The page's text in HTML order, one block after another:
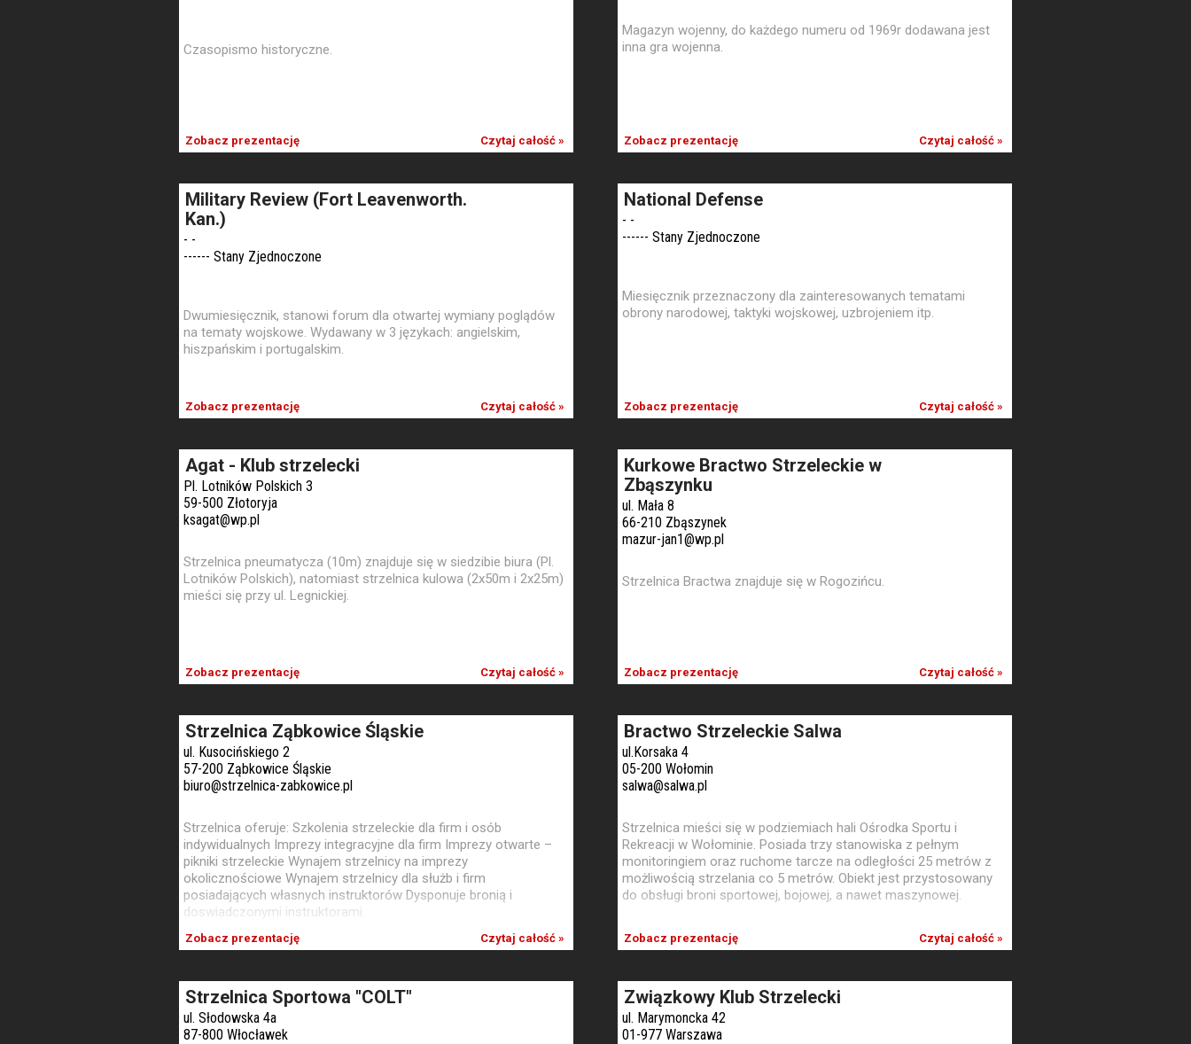
Zobacz prezentację
Czasopismo historyczne.
Czytaj całość » Zobacz prezentację
Magazyn wojenny, do każdego numeru od 1969r dodawana jest
inna gra wojenna.
Czytaj całość »
Military Review (Fort Leavenworth.
Kan.)
- -
------ Stany Zjednoczone
Zobacz prezentację
Dwumiesięcznik, stanowi forum dla otwartej wymiany poglądów
na tematy wojskowe. Wydawany w 3 językach: angielskim,
hiszpańskim i portugalskim.
Czytaj całość »
National Defense
- -
------ Stany Zjednoczone
Zobacz prezentację
Miesięcznik przeznaczony dla zainteresowanych tematami
obrony narodowej, taktyki wojskowej, uzbrojeniem itp.
Czytaj całość »
Agat - Klub strzelecki
Pl. Lotników Polskich 3
59-500 Złotoryja
ksagat@wp.pl
Zobacz prezentację
Strzelnica pneumatycza (10m) znajduje się w siedzibie biura (Pl.
Lotników Polskich), natomiast strzelnica kulowa (2x50m i 2x25m)
mieści się przy ul. Legnickiej.
Czytaj całość »
Kurkowe Bractwo Strzeleckie w
Zbąszynku
ul. Mała 8
66-210 Zbąszynek
mazur-jan1@wp.pl
Zobacz prezentację
Strzelnica Bractwa znajduje się w Rogozińcu.
Czytaj całość »
Strzelnica Ząbkowice Śląskie
ul. Kusocińskiego 2
57-200 Ząbkowice Śląskie
biuro@strzelnica-zabkowice.pl
Zobacz prezentację
Strzelnica oferuje: Szkolenia strzeleckie dla firm i osób
indywidualnych Imprezy integracyjne dla firm Imprezy otwarte –
pikniki strzeleckie Wynajem strzelnicy na imprezy
okolicznościowe Wynajem strzelnicy dla służb i firm
posiadających własnych instruktorów Dysponuje bronią i
doswiadczonymi instruktorami.
Czytaj całość »
Bractwo Strzeleckie Salwa
ul.Korsaka 4
05-200 Wołomin
salwa@salwa.pl
Zobacz prezentację
Strzelnica mieści się w podziemiach hali Ośrodka Sportu i
Rekreacji w Wołominie. Posiada trzy stanowiska z pełnym
monitoringiem oraz ruchome tarcze na odległości 25 metrów z
możliwością strzelania co 5 metrów. Obiekt jest przystosowany
do obsługi broni sportowej, bojowej, a nawet maszynowej.
Czytaj całość »
Strzelnica Sportowa "COLT"
ul. Słodowska 4a
87-800 Włocławek
Związkowy Klub Strzelecki
ul. Marymoncka 42
01-977 Warszawa